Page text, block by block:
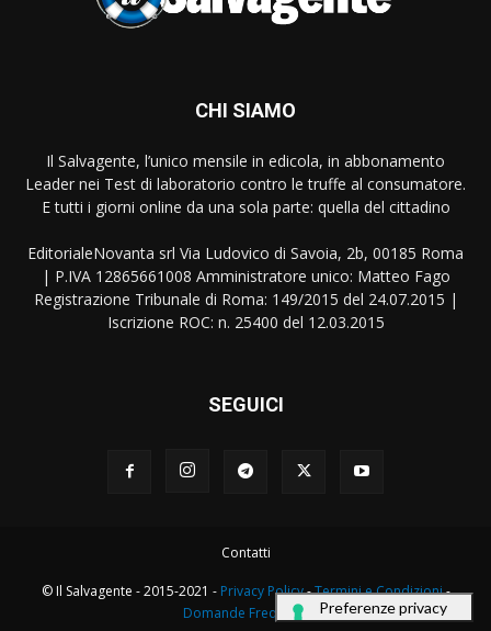
CHI SIAMO
Il Salvagente, l’unico mensile in edicola, in abbonamento
Leader nei Test di laboratorio contro le truffe al consumatore.
E tutti i giorni online da una sola parte: quella del cittadino
EditorialeNovanta srl Via Ludovico di Savoia, 2b, 00185 Roma
| P.IVA 12865661008 Amministratore unico: Matteo Fago
Registrazione Tribunale di Roma: 149/2015 del 24.07.2015 |
Iscrizione ROC: n. 25400 del 12.03.2015
SEGUICI
Contatti
© Il Salvagente - 2015-2021 - Privacy Policy-Termini e Condizioni-
Domande Frequenti